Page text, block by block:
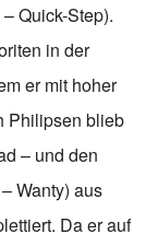
Quick-Step).
in der
er mit hoher
Philipsen blieb
– und den
Wanty) aus
Da er auf